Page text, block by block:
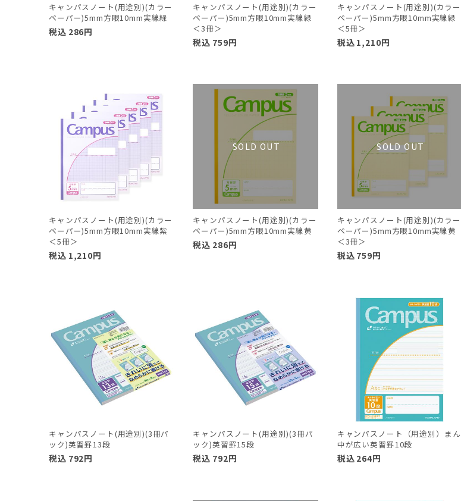
キャンパスノート(用途別)(カラー
ペーパー)5mm方眼10mm実線緑
税込 286円
キャンパスノート(用途別)(カラー
ペーパー)5mm方眼10mm実線緑
＜3冊＞
税込 759円
キャンパスノート(用途別)(カラー
ペーパー)5mm方眼10mm実線緑
＜5冊＞
税込 1,210円
キャンパスノート(用途別)(カラー
ペーパー)5mm方眼10mm実線紫
＜5冊＞
税込 1,210円
キャンパスノート(用途別)(カラー
ペーパー)5mm方眼10mm実線黄
税込 286円
キャンパスノート(用途別)(カラー
ペーパー)5mm方眼10mm実線黄
＜3冊＞
税込 759円
キャンパスノート(用途別)(3冊パ
ック)英習罫13段
税込 792円
キャンパスノート(用途別)(3冊パ
ック)英習罫15段
税込 792円
キャンパスノート（用途別）まん
中が広い英習罫10段
税込 264円